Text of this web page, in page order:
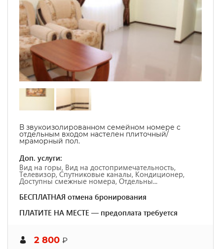
В звукоизолированном семейном номере с
отдельным входом настелен плиточный/
мраморный пол.
Доп. услуги:
Вид на горы, Вид на достопримечательность,
Телевизор, Спутниковые каналы, Кондиционер,
Доступны смежные номера, Отдельны...
БЕСПЛАТНАЯ отмена бронирования
ПЛАТИТЕ НА МЕСТЕ — предоплата требуется
2 800 ₽